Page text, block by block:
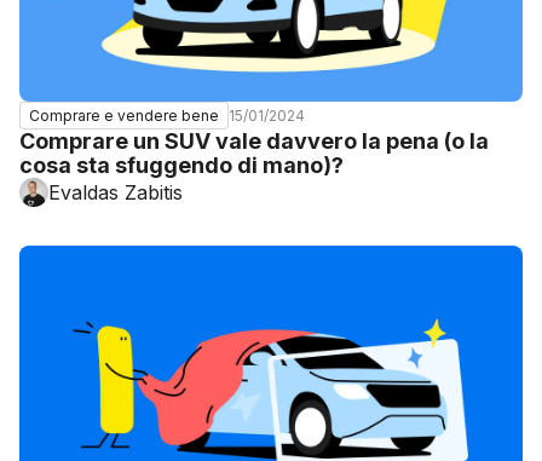
Comprare e vendere bene 15/01/2024
Comprare un SUV vale davvero la pena (o la
cosa sta sfuggendo di mano)?
Evaldas Zabitis